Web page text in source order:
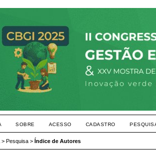
SOBRE ACESSO CADASTRO
> Pesquisa > Índice de Autores